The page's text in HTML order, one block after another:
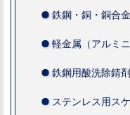
鉄鋼・銅・銅合
軽金属（アルミ
鉄鋼用酸洗除錆
ステンレス用ス